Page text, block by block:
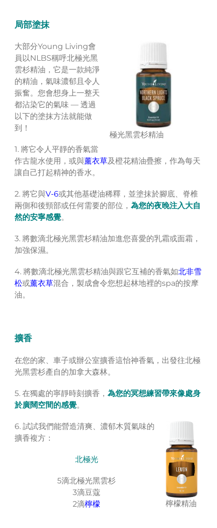
局部塗抹
極光黑雲杉精油
大部分Young Living會
員以NLBS稱呼北極光黑
雲杉精油，它是一款純淨
的精油，氣味濃郁且令人
振奮。您會想身上一整天
都沾染它的氣味 — 透過
以下的塗抹方法就能做
到！
1. 將它令人平靜的香氣當
作古龍水使用，或與薰衣草及橙花精油疊擦，作為每天
讓自己打起精神的香水。
2. 將它與V-6或其他基礎油稀釋，並塗抹於腳底、脊椎
兩側和後頸部或任何需要的部位， 為您的夜晚注入大自
然的安寧感覺。
3. 將數滴北極光黑雲杉精油加進您喜愛的乳霜或面霜，
加強保濕。
4. 將數滴北極光黑雲杉精油與跟它互補的香氣如北非雪
松或薰衣草混合，製成會令您想起林地裡的spa的按摩
油。
擴香
在您的家、車子或辦公室擴香這怡神香氣，出發往北極
光黑雲杉產自的加拿大森林。
5. 在獨處的寧靜時刻擴香， 為您的冥想練習帶來像處身
於廣闊空間的感覺。
檸檬精油
6. 試試我們能營造清爽、濃郁木質氣味的
擴香複方：
北極光
5滴北極光黑雲杉
3滴豆蔻
2滴檸檬